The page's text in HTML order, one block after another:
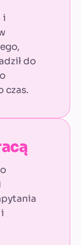
i
do
czas.